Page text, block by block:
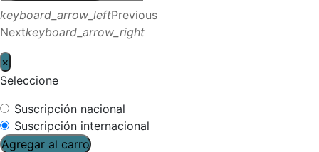
keyboard_arrow_leftPrevious
Nextkeyboard_arrow_right
×
Seleccione
Suscripción nacional
Suscripción internacional
Agregar al carro